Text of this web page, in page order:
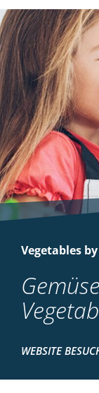
Vegetables
WEBSITE